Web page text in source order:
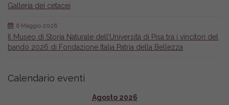
Galleria dei cetacei
Il Museo di Storia Naturale dell’Università di Pisa tra i vincitori del
bando 2026 di Fondazione Italia Patria della Bellezza
6 Maggio 2026
Calendario eventi
Agosto 2026